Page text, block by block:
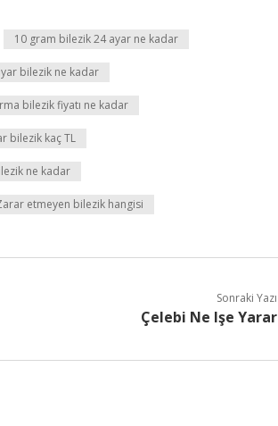
10 gram bilezik 24 ayar ne kadar
bilezik ne kadar
bilezik fiyatı ne kadar
bilezik kaç TL
ne kadar
etmeyen bilezik hangisi
Sonraki Yazı
Çelebi Ne Işe Yarar